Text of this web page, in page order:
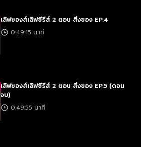
เลิฟซองส์เลิฟซีรีส์ 2 ตอน สิ่งของ EP.4
0:49:15 นาที
เลิฟซองส์เลิฟซีรีส์ 2 ตอน สิ่งของ EP.5 (ตอน
จบ)
0:49:55 นาที